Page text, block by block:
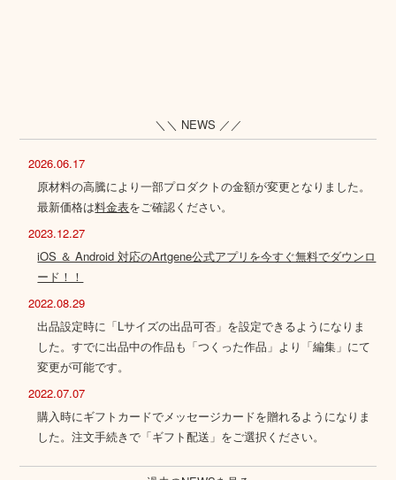
＼＼ NEWS ／／
2026.06.17
原材料の高騰により一部プロダクトの金額が変更となりました。
最新価格は料金表をご確認ください。
2023.12.27
iOS ＆ Android 対応のArtgene公式アプリを今すぐ無料でダウンロ
ード！！
2022.08.29
出品設定時に「Lサイズの出品可否」を設定できるようになりま
した。すでに出品中の作品も「つくった作品」より「編集」にて
変更が可能です。
2022.07.07
購入時にギフトカードでメッセージカードを贈れるようになりま
した。注文手続きで「ギフト配送」をご選択ください。